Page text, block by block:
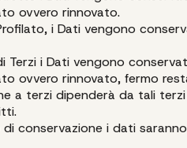
ovvero rinnovato.
i Dati vengono
Terzi i Dati vengono
ovvero rinnovato, fermo
a terzi dipenderà da tali
conservazione i dati